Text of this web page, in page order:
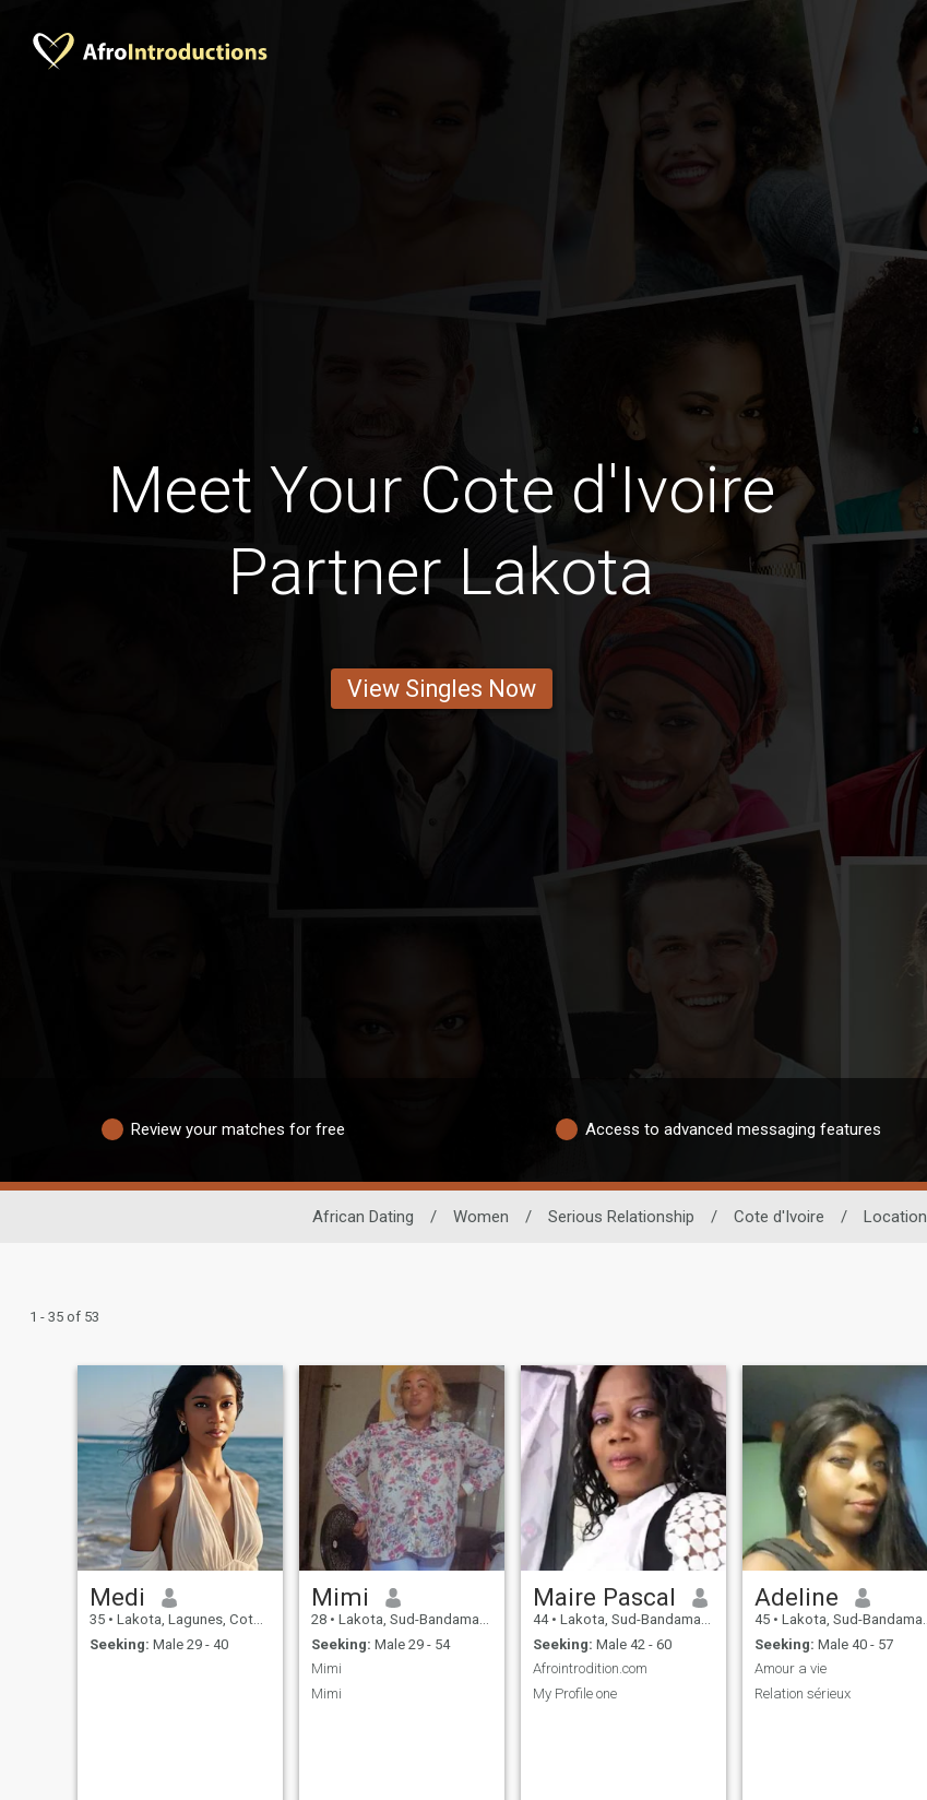
Meet Your Cote d'Ivoire
Partner Lakota
View Singles Now
Review your matches for free Access to advanced messaging features
African Dating / Women / Serious Relationship / Cote d'Ivoire / Location
1 - 35 of 53
Medi
35 • Lakota, Lagunes, Cote d'Ivoire
Seeking: Male 29 - 40
Mimi
28 • Lakota, Sud-Bandama, Cote d'Ivoire
Seeking: Male 29 - 54
Mimi
Mimi
Maire Pascal
44 • Lakota, Sud-Bandama, Cote d'Ivoire
Seeking: Male 42 - 60
Afrointrodition.com
My Profile one
Adeline
45 • Lakota, Sud-Bandama, Cote d'Ivoire
Seeking: Male 40 - 57
Amour a vie
Relation sérieux